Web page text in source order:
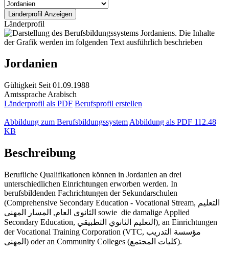
Länderprofil
Jordanien
Gültigkeit Seit 01.09.1988
Amtssprache Arabisch
Länderprofil als PDF Berufsprofil erstellen
Abbildung zum Berufsbildungssystem Abbildung als PDF 112.48
KB
Beschreibung
Berufliche Qualifikationen können in Jordanien an drei
unterschiedlichen Einrichtungen erworben werden. In
berufsbildenden Fachrichtungen der Sekundarschulen
(Comprehensive Secondary Education - Vocational Stream, التعليم
الثانوى العام, المسار المهنى sowie die damalige Applied
Secondary Education, التعليم الثانوي التطبيقي), an Einrichtungen
der Vocational Training Corporation (VTC, مؤسسة التدريب
المهنى) oder an Community Colleges (كليات المجتمع).